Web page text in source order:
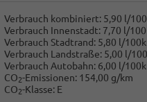
Verbrauch kombiniert: 5,90 l/
Verbrauch Innenstadt: 7,70 l/
Verbrauch Stadtrand: 5,80 l/
Verbrauch Landstraße: 5,00 l/
Verbrauch Autobahn: 6,00 l/
CO2-Emissionen: 154,00 g/km
CO2-Klasse: E